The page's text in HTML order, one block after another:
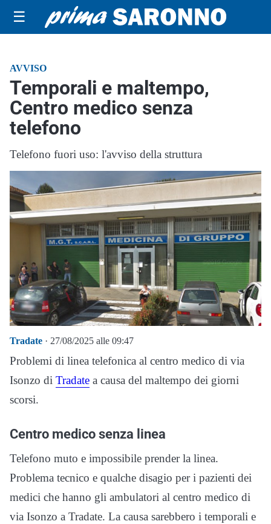
☰
AVVISO
Temporali e maltempo,
Centro medico senza
telefono
Telefono fuori uso: l'avviso della struttura
Tradate · 27/08/2025 alle 09:47
Problemi di linea telefonica al centro medico di via
Isonzo di Tradate a causa del maltempo dei giorni
scorsi.
Centro medico senza linea
Telefono muto e impossibile prender la linea.
Problema tecnico e qualche disagio per i pazienti dei
medici che hanno gli ambulatori al centro medico di
via Isonzo a Tradate. La causa sarebbero i temporali e